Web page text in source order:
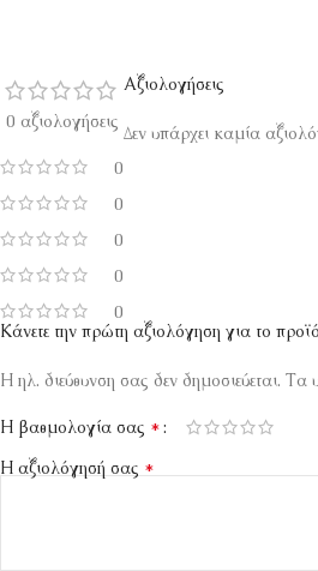
0 αξιολογήσεις
0
0
0
0
0
Αξιολογήσεις
Δεν υπάρχει καμία
Κάνετε την πρώτη αξιολόγηση για το
Η ηλ. διεύθυνση σας δεν δημοσιεύεται. Τα
Η βαθμολογία σας *
Η αξιολόγησή σας *